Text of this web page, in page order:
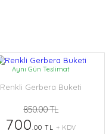
Aynı Gün Teslimat
Renkli Gerbera Buketi
850.00 TL
700.00 TL+ KDV